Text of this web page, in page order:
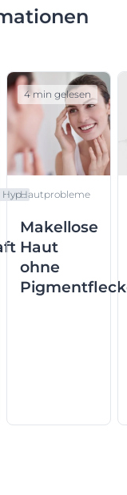
Hautprobleme
Makellose
Haut
ohne
4 min gelesen